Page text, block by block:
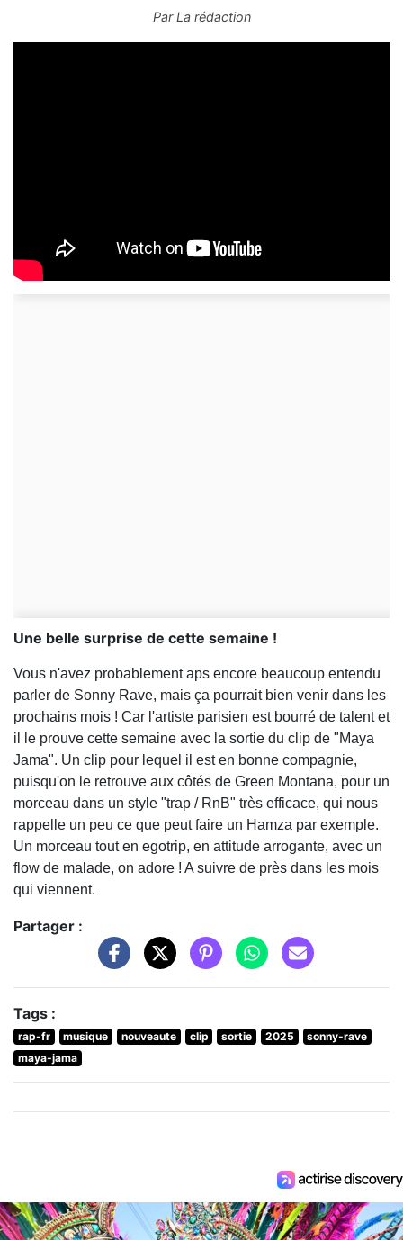
ParLa rédaction
Une belle surprise de cette semaine !
Vous n'avez probablement aps encore beaucoup entendu
parler de Sonny Rave, mais ça pourrait bien venir dans les
prochains mois ! Car l'artiste parisien est bourré de talent et
il le prouve cette semaine avec la sortie du clip de "Maya
Jama". Un clip pour lequel il est en bonne compagnie,
puisqu'on le retrouve aux côtés de Green Montana, pour un
morceau dans un style "trap / RnB" très efficace, qui nous
rappelle un peu ce que peut faire un Hamza par exemple.
Un morceau tout en egotrip, en attitude arrogante, avec un
flow de malade, on adore ! A suivre de près dans les mois
qui viennent.
Partager :
Tags :
rap-fr musique nouveaute clip sortie 2025
sonny-rave
maya-jama